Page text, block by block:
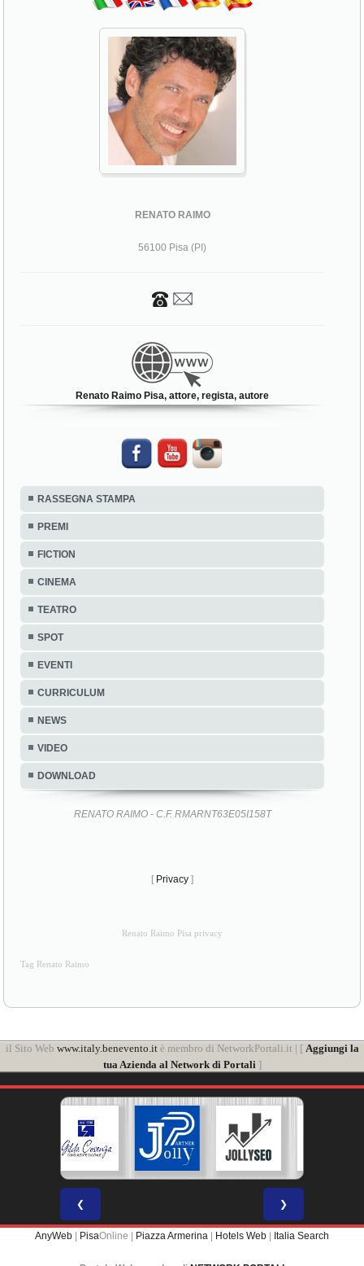
RENATO RAIMO
56100 Pisa (PI)
Renato Raimo Pisa, attore, regista, autore
RASSEGNA STAMPA
PREMI
FICTION
CINEMA
TEATRO
SPOT
EVENTI
CURRICULUM
NEWS
VIDEO
DOWNLOAD
RENATO RAIMO - C.F. RMARNT63E05I158T
[ Privacy ]
Renato Raimo Pisa privacy
Tag Renato Raimo
il Sito Web www.italy.benevento.itè membro di NetworkPortali.it | [ Aggiungi la
tua Azienda al Network di Portali]
❮ ❯
AnyWeb PisaOnline | Piazza Armerina Hotels Web Italia Search